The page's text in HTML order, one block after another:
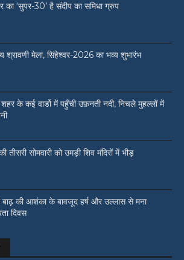
का ‘सुपर-30’ है संदीप का समिधा ग्रुप
श्रावणी मेला, सिंहेश्वर-2026 का भव्य शुभारंभ
शहर के कई वार्डो में पहुँची उफ़नती नदी, निचले मुहल्लों में
तीसरी सोमवारी को उमड़ी शिव मंदिरों में भीड़
की आशंका के बावजूद हर्ष और उल्लास से मना
दिवस